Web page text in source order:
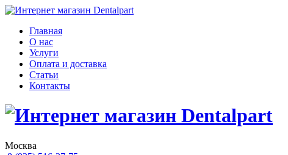
Главная
О нас
Услуги
Оплата и доставка
Статьи
Контакты
Москва